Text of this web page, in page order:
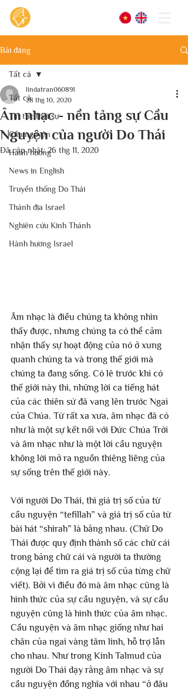
Bài đăng
Tất cả
Tin tức thời sự
Cầu nguyện
Hành hương
News in English
Truyền thống Do Thái
Thánh địa Israel
Nghiên cứu Kinh Thánh
Hành hương Israel
Tất cả
Âm nhạc - nền tảng sự Cầu
Nguyện của người Do Thái
lindatran060891
28 thg 10, 2020
Đã cập nhật:26 thg 11, 2020
Âm nhạc là điều chúng ta không nhìn
thấy được, nhưng chúng ta có thể cảm
nhận thấy sự hoạt động của nó ở xung
quanh chúng ta và trong thế giới mà
chúng ta đang sống. Có lẽ trước khi có
thế giới này thì, những lời ca tiếng hát
của các thiên sứ đã vang lên trước Ngai
của Chúa. Từ rất xa xưa, âm nhạc đã có
như là một sự kết nối với Đức Chúa Trời
và âm nhạc như là một lời cầu nguyện
không lời mở ra nguồn thiêng liêng của
sự sống trên thế giới này.
Với người Do Thái, thì giá trị số của từ
cầu nguyện “tefillah” và giá trị số của từ
bài hát “shirah” là bằng nhau. (Chữ Do
Thái được quy định thành số các chữ cái
trong bảng chữ cái và người ta thường
cộng lại để tìm ra giá trị số của từng chữ
viết). Bởi vì điều đó mà âm nhạc cũng là
hình thức của sự cầu nguyện, và sự cầu
nguyện cũng là hình thức của âm nhạc.
Cầu nguyện và âm nhạc giống như hai
chân của ngai vàng tâm linh, hỗ trợ lẫn
cho nhau. Như trong Kinh Talmud của
người Do Thái dạy rằng âm nhạc và sự
cầu nguyện đồng nghĩa với nhau “ở đâu